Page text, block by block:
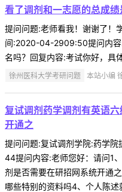
看了调剂和一志愿的总成
提问问题:老师看我！谢谢了
间:2020-04-2909:50提问内容
名吗？回复内容:考试你好，具
徐州医科大学考研问题 本站小编
复试调剂药学调剂有英语
开通之
提问问题:复试调剂学院:药学
44提问内容:老师您好：请问1
剂是否需要在研招网系统开通
哪些特别的资料吗4、个人陈